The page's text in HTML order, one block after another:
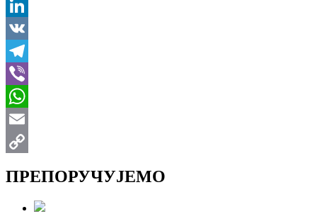
X
LinkedIn
VK
Telegram
Viber
WhatsApp
Email
ПРЕПОРУЧУЈЕМО